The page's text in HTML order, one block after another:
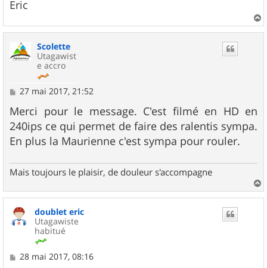
Eric
a
Scolette
Utagawist
e accro
M
s
s
a
g
e
27 mai 2017, 21:52
Merci pour le message. C'est filmé en HD en
240ips ce qui permet de faire des ralentis sympa.
En plus la Maurienne c'est sympa pour rouler.
Mais toujours le plaisir, de douleur s'accompagne
a
u
doublet eric
Utagawiste
habitué
M
28 mai 2017, 08:16